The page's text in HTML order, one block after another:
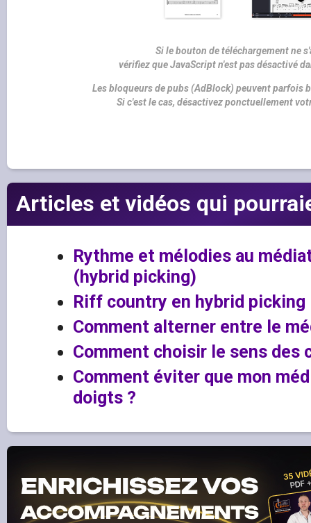
Si le bouton de téléchargement ne
vérifiez que JavaScript n'est pas désactivé
Les bloqueurs de pubs (AdBlock) peuvent parfois
Si c'est le cas, désactivez ponctuellement
Articles et vidéos qui
Rythme et mélodies au
(hybrid picking)
Riff country en hybrid picking
Comment alterner entre le
Comment choisir le sens des
Comment éviter que mon
doigts ?